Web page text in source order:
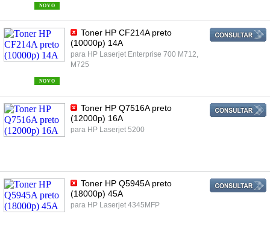
NOVO
NOVO
Toner HP CF214A preto
(10000p) 14A
para HP Laserjet Enterprise 700 M712,
M725
Toner HP Q7516A preto
(12000p) 16A
para HP Laserjet 5200
Toner HP Q5945A preto
(18000p) 45A
para HP Laserjet 4345MFP